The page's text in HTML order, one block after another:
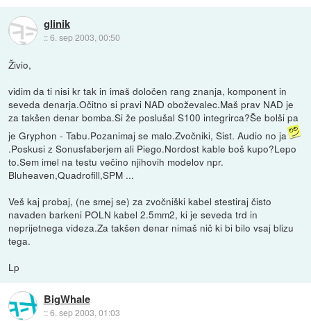
glinik
::6. sep 2003, 00:50
Živio,
vidim da ti nisi kr tak in imaš določen rang znanja, komponent in
seveda denarja.Očitno si pravi NAD oboževalec.Maš prav NAD je
za takšen denar bomba.Si že poslušal S100 integrirca?Še bolši pa
je Gryphon - Tabu.Pozanimaj se malo.Zvočniki, Sist. Audio no ja
.Poskusi z Sonusfaberjem ali Piego.Nordost kable boš kupo?Lepo
to.Sem imel na testu večino njihovih modelov npr.
Bluheaven,Quadrofill,SPM ...
Veš kaj probaj, (ne smej se) za zvočniški kabel stestiraj čisto
navaden barkeni POLN kabel 2.5mm2, ki je seveda trd in
neprijetnega videza.Za takšen denar nimaš nič ki bi bilo vsaj blizu
tega.
Lp
BigWhale
::6. sep 2003, 01:03